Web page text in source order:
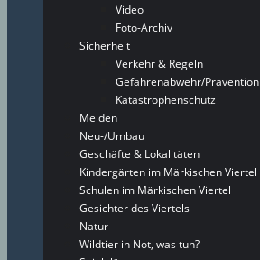
Video
Foto-Archiv
Sicherheit
Verkehr & Regeln
Gefahrenabwehr/Prävention
Katastrophenschutz
Melden
Neu-/Umbau
Geschäfte & Lokalitäten
Kindergärten im Märkischen Viertel
Schulen im Märkischen Viertel
Gesichter des Viertels
Natur
Wildtier in Not, was tun?